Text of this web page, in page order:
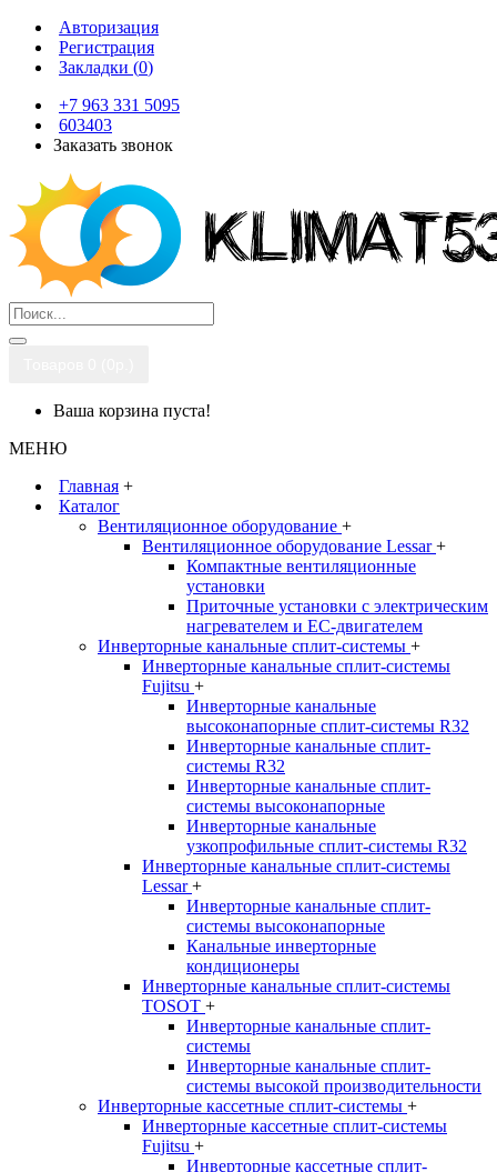
Авторизация
Регистрация
Закладки (0)
+7 963 331 5095
603403
Заказать звонок
Ваша корзина пуста!
МЕНЮ
Главная +
Каталог
Вентиляционное оборудование +
Вентиляционное оборудование Lessar+
Компактные вентиляционные
установки
Приточные установки с электрическим
нагревателем и EC-двигателем
Инверторные канальные сплит-системы +
Инверторные канальные сплит-системы
Fujitsu +
Инверторные канальные
высоконапорные сплит-системы R32
Инверторные канальные сплит-
системы R32
Инверторные канальные сплит-
системы высоконапорные
Инверторные канальные
узкопрофильные сплит-системы R32
Инверторные канальные сплит-системы
Lessar+
Инверторные канальные сплит-
системы высоконапорные
Канальные инверторные
кондиционеры
Инверторные канальные сплит-системы
TOSOT +
Инверторные канальные сплит-
системы
Инверторные канальные сплит-
системы высокой производительности
Инверторные кассетные сплит-системы +
Инверторные кассетные сплит-системы
Fujitsu +
Инверторные кассетные сплит-